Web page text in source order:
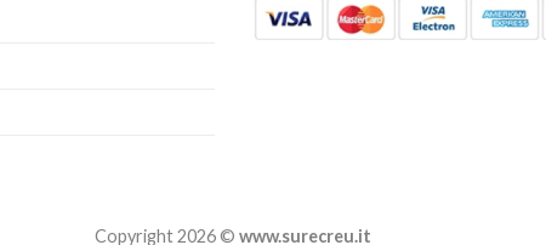
Copyright 2026 © www.surecreu.it